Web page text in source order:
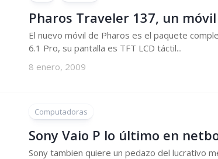
Pharos Traveler 137, un
El nuevo móvil de Pharos es el paquete
6.1 Pro, su pantalla es TFT LCD táctil...
8 enero, 2009
Computadoras
Sony Vaio P lo último en
Sony tambien quiere un pedazo del lucrativo